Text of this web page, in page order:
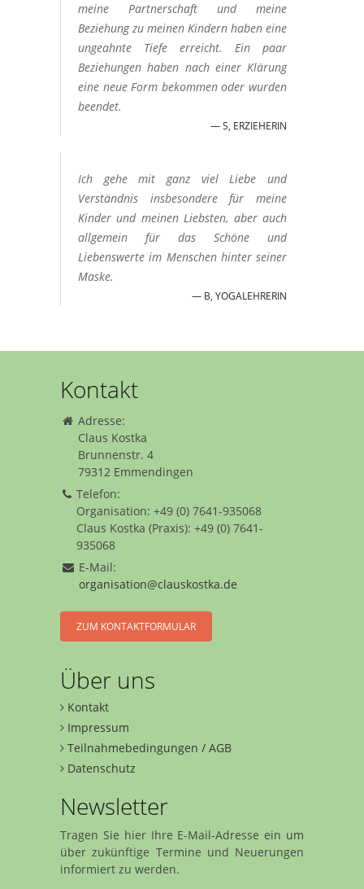
meine Partnerschaft und meine
Beziehung zu meinen Kindern haben eine
ungeahnte Tiefe erreicht. Ein paar
Beziehungen haben nach einer Klärung
eine neue Form bekommen oder wurden
beendet.
S, ERZIEHERIN
Ich gehe mit ganz viel Liebe und
Verständnis insbesondere für meine
Kinder und meinen Liebsten, aber auch
allgemein für das Schöne und
Liebenswerte im Menschen hinter seiner
Maske.
B, YOGALEHRERIN
Kontakt
Adresse:
Claus Kostka
Brunnenstr. 4
79312 Emmendingen
Telefon:
Organisation: +49 (0) 7641-935068
Claus Kostka (Praxis): +49 (0) 7641-
935068
E-Mail:
organisation@clauskostka.de
ZUM KONTAKTFORMULAR
Über uns
Kontakt
Impressum
Teilnahmebedingungen / AGB
Datenschutz
Newsletter
Tragen Sie hier Ihre E-Mail-Adresse ein um
über zukünftige Termine und Neuerungen
informiert zu werden.